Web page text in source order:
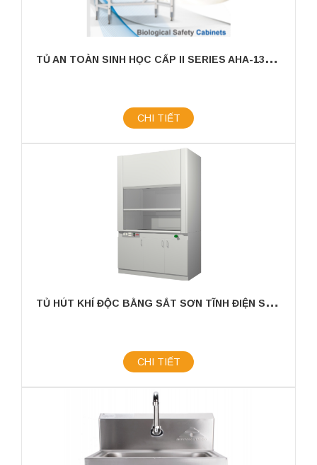
T
Ủ AN TOÀN SINH HỌC CẤP II SERIES AHA-133 THƯƠNG HIỆU YAKOS65
CHI TIẾT
T
Ủ HÚT KHÍ ĐỘC BẰNG SẮT SƠN TĨNH ĐIỆN SERIES HAA THƯƠNG HIỆU YAKOS65
CHI TIẾT